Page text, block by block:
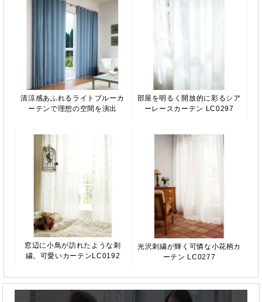
清涼感あふれるライトブルーカ
ーテンで理想の空間を演出
部屋を明るく開放的に彩るシア
ーレースカーテン LC0297
窓辺に小鳥が訪れたような刺
繍。可愛いカーテンLC0192
光沢刺繍が輝く可憐な小花柄カ
ーテン LC0277